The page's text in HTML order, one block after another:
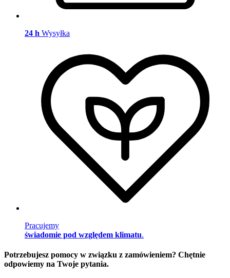
24 h Wysyłka
Pracujemy
świadomie pod względem klimatu.
Potrzebujesz pomocy w związku z zamówieniem? Chętnie
odpowiemy na Twoje pytania.